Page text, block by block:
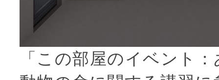
「この部屋のイベント